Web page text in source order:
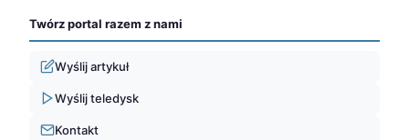
Twórz portal razem z nami
Wyślij artykuł
Wyślij teledysk
Kontakt